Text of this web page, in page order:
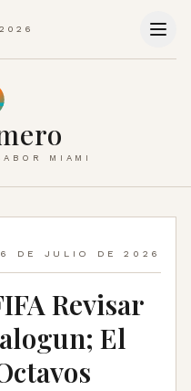
MIAMI
DE JULIO DE 2026
Revisar
El